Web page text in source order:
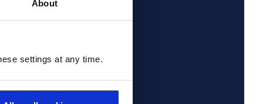
About
settings at any time.
proceso de
en nuestro